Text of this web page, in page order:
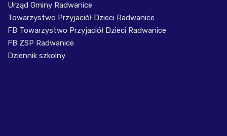
Urząd Gminy Radwanice
Towarzystwo Przyjaciół Dzieci Radwanice
FB Towarzystwo Przyjaciół Dzieci Radwanice
FB ZSP Radwanice
Dziennik szkolny